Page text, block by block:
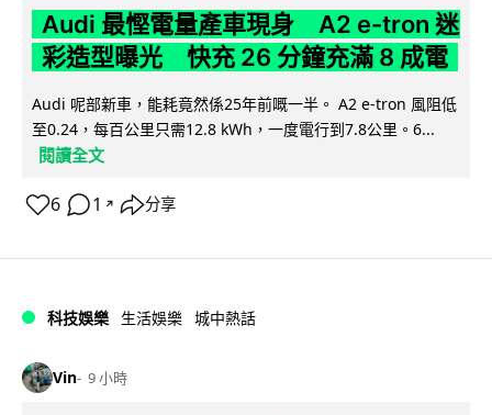
Audi 最慳電量產車現身 A2 e-tron 迷
彩造型曝光 快充 26 分鐘充滿 8 成電
Audi 呢部新車，能耗竟然係25年前嘅一半。 A2 e-tron 風阻低
至0.24，每百公里只需12.8 kWh，一度電行到7.8公里。6...
閱讀全文
6 1 ↗ 分享
科技娛樂 生活娛樂 城中熱話
Vin 9 小時